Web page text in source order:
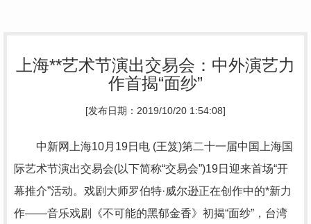
上海**艺术节演出交易会：中外演艺力
作首揭“面纱”
[发布日期：2019/10/20 1:54:08]
中新网上海10月19日电 (王笈)第二十一届中国上海国
际艺术节演出交易会(以下简称“交易会”)19日迎来首场“开
幕推介”活动。戏剧大师罗伯特·威尔逊正在创作中的*新力
作——音乐戏剧《不可能的黑郁金香》初揭“面纱”，台湾